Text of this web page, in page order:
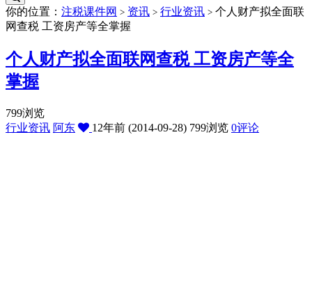
你的位置： 注税课件网 > 资讯 > 行业资讯 > 个人财产拟全面联
网查税 工资房产等全掌握
个人财产拟全面联网查税 工资房产等全
掌握
799浏览
行业资讯 阿东 12年前 (2014-09-28) 799浏览 0评论